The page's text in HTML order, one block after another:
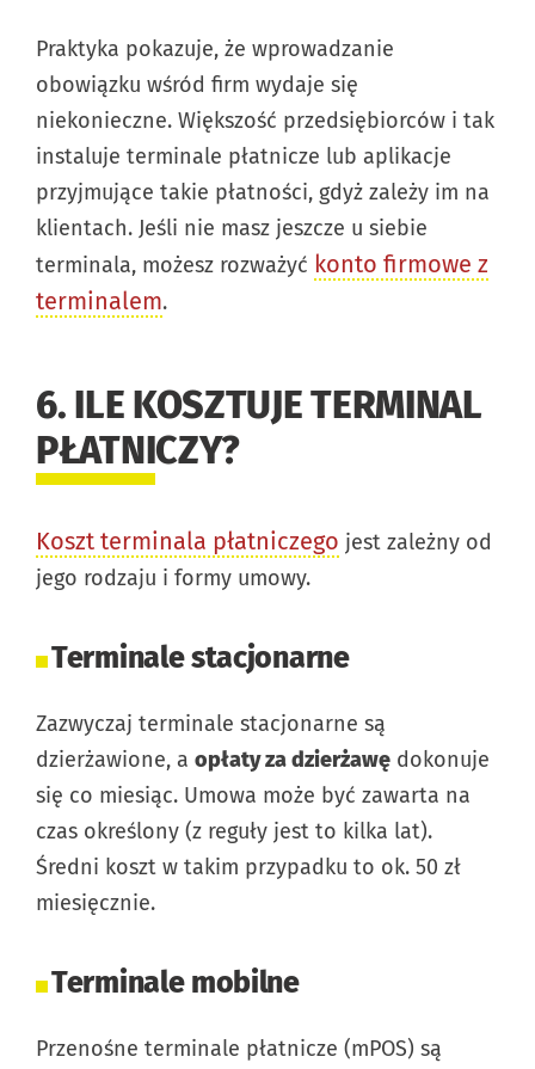
Praktyka pokazuje, że wprowadzanie
obowiązku wśród firm wydaje się
niekonieczne. Większość przedsiębiorców i tak
instaluje terminale płatnicze lub aplikacje
przyjmujące takie płatności, gdyż zależy im na
klientach. Jeśli nie masz jeszcze u siebie
terminala, możesz rozważyć konto firmowe z
terminalem.
6. ILE KOSZTUJE TERMINAL
PŁATNICZY?
Koszt terminala płatniczego jest zależny od
jego rodzaju i formy umowy.
Terminale stacjonarne
Zazwyczaj terminale stacjonarne są
dzierżawione, a opłaty za dzierżawę dokonuje
się co miesiąc. Umowa może być zawarta na
czas określony (z reguły jest to kilka lat).
Średni koszt w takim przypadku to ok. 50 zł
miesięcznie.
Terminale mobilne
Przenośne terminale płatnicze (mPOS) są